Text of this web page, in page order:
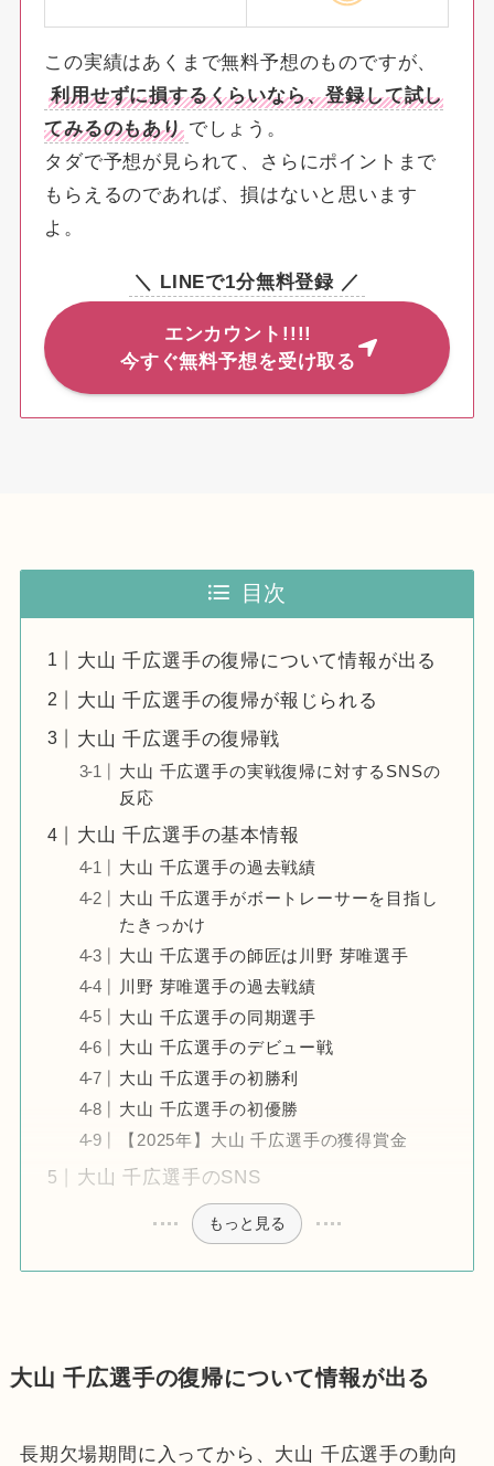
この実績はあくまで無料予想のものですが、
利用せずに損するくらいなら、登録して試し
てみるのもあり でしょう。
タダで予想が見られて、さらにポイントまで
もらえるのであれば、損はないと思います
よ。
＼ LINEで1分無料登録 ／
エンカウント!!!!
今すぐ無料予想を受け取る
目次
大山 千広選手の復帰について情報が出る
大山 千広選手の復帰が報じられる
大山 千広選手の復帰戦
大山 千広選手の実戦復帰に対するSNSの
反応
大山 千広選手の基本情報
大山 千広選手の過去戦績
大山 千広選手がボートレーサーを目指し
たきっかけ
大山 千広選手の師匠は川野 芽唯選手
川野 芽唯選手の過去戦績
大山 千広選手の同期選手
大山 千広選手のデビュー戦
大山 千広選手の初勝利
大山 千広選手の初優勝
【2025年】大山 千広選手の獲得賞金
大山 千広選手のSNS
もっと見る
大山 千広選手の復帰について情報が出る
長期欠場期間に入ってから、大山 千広選手の動向